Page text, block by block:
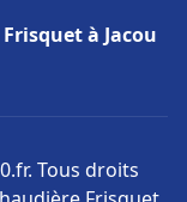
à Jacou
Tous droits